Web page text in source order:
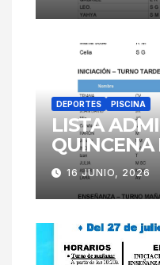
DEPORTES PISCINA
LISTA
16 JUNIO, 2026